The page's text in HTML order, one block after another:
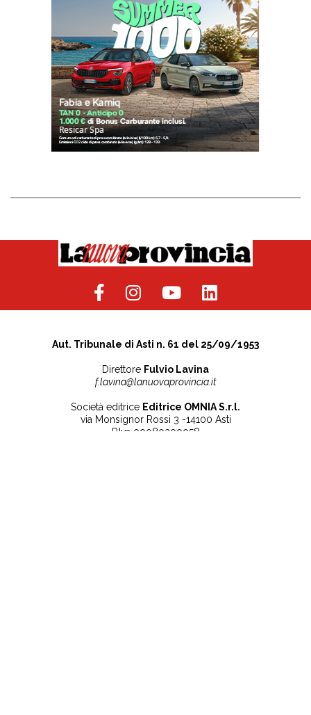
Aut. Tribunale di Asti n. 61 del 25/09/1953
Direttore Fulvio Lavina
f.lavina@lanuovaprovincia.it
Società editrice Editrice OMNIA S.r.l.
via Monsignor Rossi 3 -14100 Asti
P.Iva 00080200058